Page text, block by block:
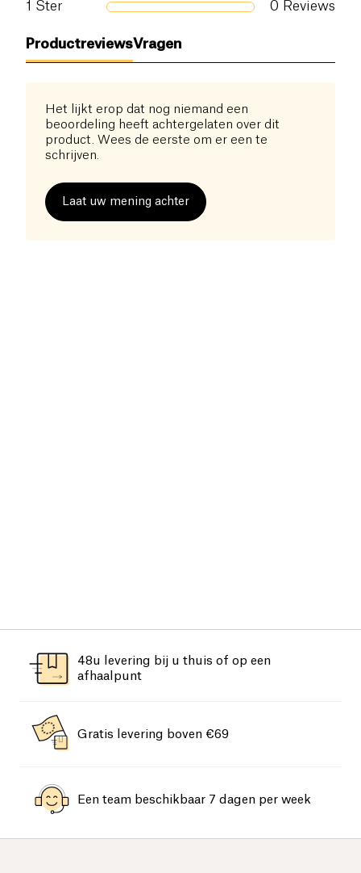
1 Ster 0 Reviews
ProductreviewsVragen
Het lijkt erop dat nog niemand een
beoordeling heeft achtergelaten over dit
product. Wees de eerste om er een te
schrijven.
Laat uw mening achter
48u levering bij u thuis of op een
afhaalpunt
Gratis levering boven €69
Een team beschikbaar 7 dagen per week